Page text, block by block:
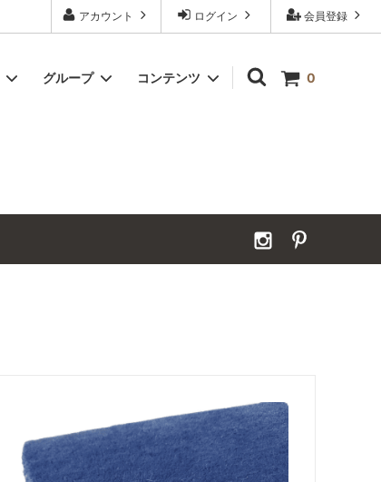
会員登録
ログイン
アカウント
0
グループ コンテンツ